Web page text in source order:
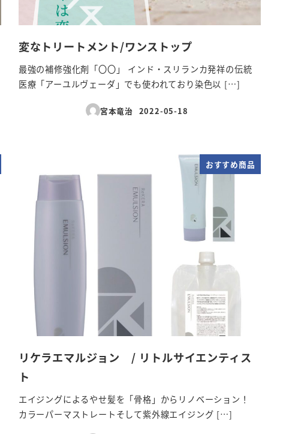
変なトリートメント/ワンストップ
最強の補修強化剤「〇〇」 インド・スリランカ発祥の伝統
医療「アーユルヴェーダ」でも使われており染色以 […]
宮本竜治
投稿日
2022-05-18
おすすめ商品
リケラエマルジョン / リトルサイエンティス
ト
エイジングによるやせ髪を「骨格」からリノベーション！
カラーパーマストレートそして紫外線エイジング […]